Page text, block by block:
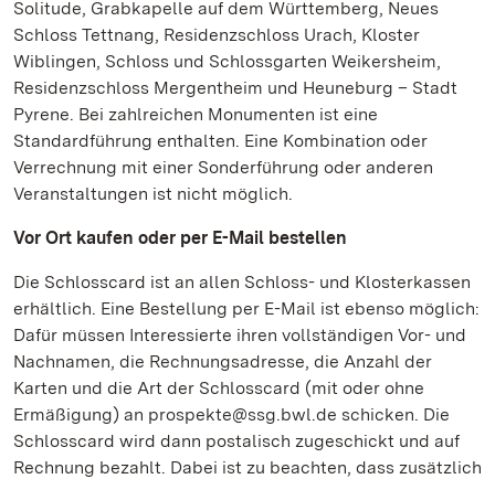
Solitude, Grabkapelle auf dem Württemberg, Neues
Schloss Tettnang, Residenzschloss Urach, Kloster
Wiblingen, Schloss und Schlossgarten Weikersheim,
Residenzschloss Mergentheim und Heuneburg – Stadt
Pyrene. Bei zahlreichen Monumenten ist eine
Standardführung enthalten. Eine Kombination oder
Verrechnung mit einer Sonderführung oder anderen
Veranstaltungen ist nicht möglich.
Vor Ort kaufen oder per E-Mail bestellen
Die Schlosscard ist an allen Schloss- und Klosterkassen
erhältlich. Eine Bestellung per E-Mail ist ebenso möglich:
Dafür müssen Interessierte ihren vollständigen Vor- und
Nachnamen, die Rechnungsadresse, die Anzahl der
Karten und die Art der Schlosscard (mit oder ohne
Ermäßigung) an prospekte@ssg.bwl.de schicken. Die
Schlosscard wird dann postalisch zugeschickt und auf
Rechnung bezahlt. Dabei ist zu beachten, dass zusätzlich